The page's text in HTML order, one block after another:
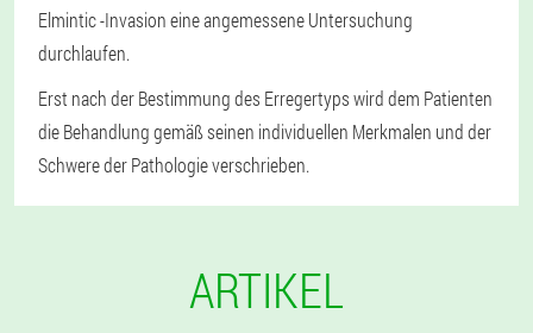
Elmintic -Invasion eine angemessene Untersuchung
durchlaufen.
Erst nach der Bestimmung des Erregertyps wird dem Patienten
die Behandlung gemäß seinen individuellen Merkmalen und der
Schwere der Pathologie verschrieben.
ARTIKEL